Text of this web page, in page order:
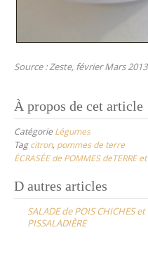
Source : Zeste, février Mars 2013
À propos de cet article
Catégorie Légumes
Tagcitron, pommes de terre
ÉCRASÉE de POMMES deTERRE
Post
navigation
D autres articles
SALADE de POIS CHICHES et
PISSALADIÈRE